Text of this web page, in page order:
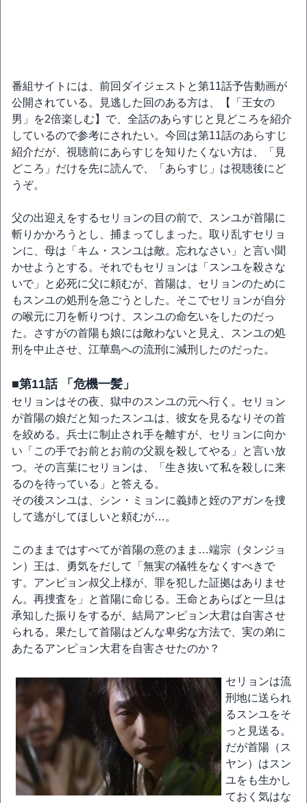
番組サイトには、前回ダイジェストと第11話予告動画が
公開されている。見逃した回のある方は、【「王女の
男」を2倍楽しむ】で、全話のあらすじと見どころを紹介
しているので参考にされたい。今回は第11話のあらすじ
紹介だが、視聴前にあらすじを知りたくない方は、「見
どころ」だけを先に読んで、「あらすじ」は視聴後にど
うぞ。
父の出迎えをするセリョンの目の前で、スンユが首陽に
斬りかかろうとし、捕まってしまった。取り乱すセリョ
ンに、母は「キム・スンユは敵。忘れなさい」と言い聞
かせようとする。それでもセリョンは「スンユを殺さな
いで」と必死に父に頼むが、首陽は、セリョンのために
もスンユの処刑を急ごうとした。そこでセリョンが自分
の喉元に刀を斬りつけ、スンユの命乞いをしたのだっ
た。さすがの首陽も娘には敵わないと見え、スンユの処
刑を中止させ、江華島への流刑に減刑したのだった。
■第11話 「危機一髪」
セリョンはその夜、獄中のスンユの元へ行く。セリョン
が首陽の娘だと知ったスンユは、彼女を見るなりその首
を絞める。兵士に制止され手を離すが、セリョンに向か
い「この手でお前とお前の父親を殺してやる」と言い放
つ。その言葉にセリョンは、「生き抜いて私を殺しに来
るのを待っている」と答える。
その後スンユは、シン・ミョンに義姉と姪のアガンを捜
して逃がしてほしいと頼むが…。
このままではすべてが首陽の意のまま…端宗（タンジョ
ン）王は、勇気をだして「無実の犠牲をなくすべきで
す。アンピョン叔父上様が、罪を犯した証拠はありませ
ん。再捜査を」と首陽に命じる。王命とあらばと一旦は
承知した振りをするが、結局アンピョン大君は自害させ
られる。果たして首陽はどんな卑劣な方法で、実の弟に
あたるアンピョン大君を自害させたのか？
セリョンは流
刑地に送られ
るスンユをそ
っと見送る。
だが首陽（ス
ヤン）はスン
ユをも生かし
ておく気はな